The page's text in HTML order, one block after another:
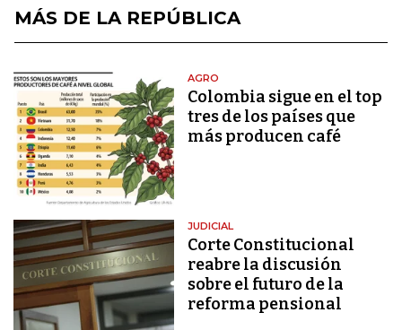
MÁS DE LA REPÚBLICA
AGRO
Colombia sigue en el top
tres de los países que
más producen café
JUDICIAL
Corte Constitucional
reabre la discusión
sobre el futuro de la
reforma pensional